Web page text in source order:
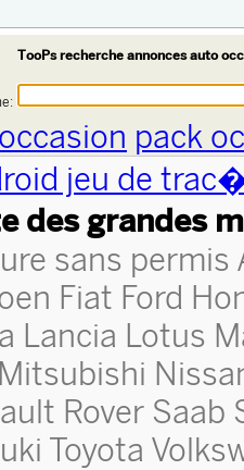
TooPs recherche annonces auto
pack
jeu de
des grandes
sans permis
Fiat Ford
Lancia Lotus
Mitsubishi
Rover Saab
Toyota